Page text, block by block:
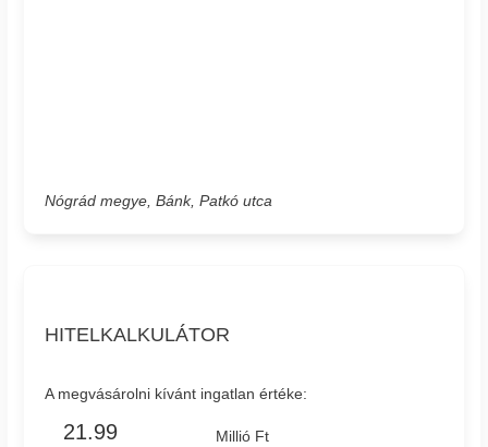
Nógrád megye, Bánk, Patkó utca
HITELKALKULÁTOR
A megvásárolni kívánt ingatlan értéke:
Millió Ft